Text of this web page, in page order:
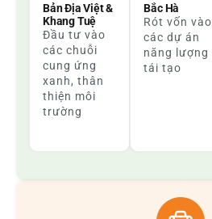
Bản Địa Việt &
Khang Tuệ
Đầu tư vào
các chuỗi
cung ứng
xanh, thân
thiện môi
trường
Bắc Hà
Rót vốn vào
các dự án
năng lượng
tái tạo